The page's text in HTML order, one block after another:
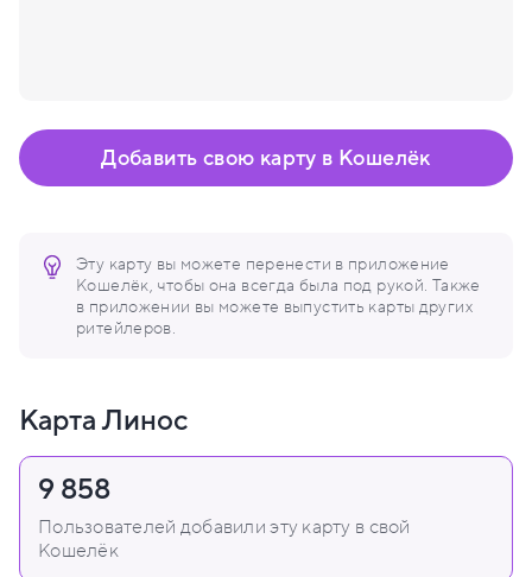
Эту карту вы можете перенести в приложение
Кошелёк, чтобы она всегда была под рукой. Также
в приложении вы можете выпустить карты других
ритейлеров.
Добавить свою карту в Кошелёк
Карта Линос
9 858
Пользователей добавили эту карту в свой
Кошелёк